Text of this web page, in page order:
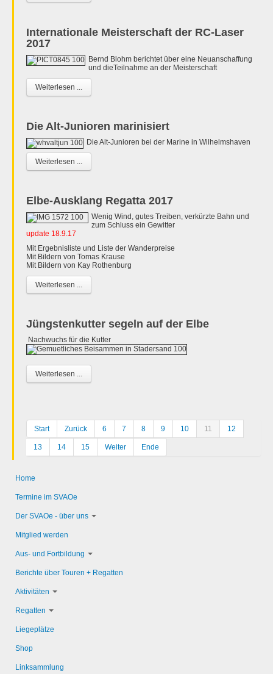
Internationale Meisterschaft der RC-Laser
2017
Bernd Blohm berichtet über eine Neuanschaffung
und dieTeilnahme an der Meisterschaft
Weiterlesen ...
Die Alt-Junioren marinisiert
Die Alt-Junioren bei der Marine in Wilhelmshaven
Weiterlesen ...
Elbe-Ausklang Regatta 2017
Wenig Wind, gutes Treiben, verkürzte Bahn und
zum Schluss ein Gewitter
update 18.9.17
Mit Ergebnisliste und Liste der Wanderpreise
Mit Bildern von Tomas Krause
Mit Bildern von Kay Rothenburg
Weiterlesen ...
Jüngstenkutter segeln auf der Elbe
Nachwuchs für die Kutter
Weiterlesen ...
Start Zurück 6 7 8 9 10 11 12
13 14 15 Weiter Ende
Home
Termine im SVAOe
Der SVAOe - über uns
Mitglied werden
Aus- und Fortbildung
Berichte über Touren + Regatten
Aktivitäten
Regatten
Liegeplätze
Shop
Linksammlung